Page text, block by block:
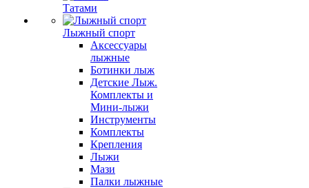
Татами
Лыжный спорт
Аксессуары
лыжные
Ботинки лыж
Детские Лыж.
Комплекты и
Мини-лыжи
Инструменты
Комплекты
Крепления
Лыжи
Мази
Палки лыжные